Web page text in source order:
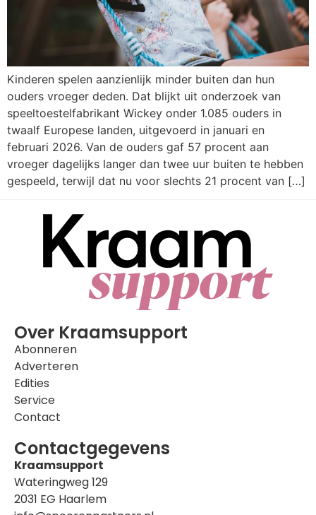
Kinderen spelen aanzienlijk minder buiten dan hun
ouders vroeger deden. Dat blijkt uit onderzoek van
speeltoestelfabrikant Wickey onder 1.085 ouders in
twaalf Europese landen, uitgevoerd in januari en
februari 2026. Van de ouders gaf 57 procent aan
vroeger dagelijks langer dan twee uur buiten te hebben
gespeeld, terwijl dat nu voor slechts 21 procent van […]
Over Kraamsupport
Abonneren
Adverteren
Edities
Service
Contact
Contactgegevens
Kraamsupport
Wateringweg 129
2031 EG Haarlem